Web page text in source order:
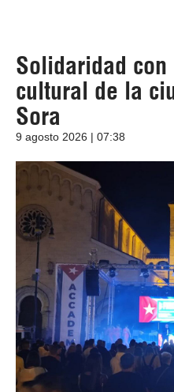
Solidaridad con
cultural de la
Sora
9 agosto 2026 | 07:38